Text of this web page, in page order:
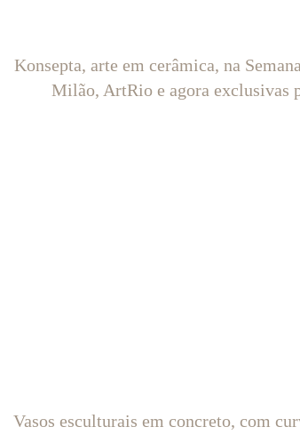
Konsepta, arte em cerâmica, na
Milão, ArtRio e agora exclusivas
Vasos esculturais em concreto, com